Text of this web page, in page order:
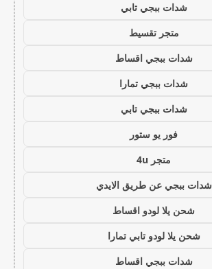
شدات ببجي تابي
متجر تقسيط
شدات ببجي اقساط
شدات ببجي تمارا
شدات ببجي تابي
فور يو ستور
متجر 4u
شدات ببجي عن طريق الايدي
شحن يلا لودو اقساط
شحن يلا لودو تابي تمارا
شدات ببجي اقساط